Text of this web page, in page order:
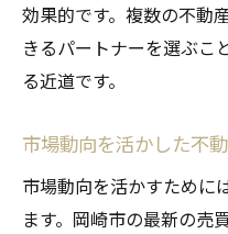
効果的です。複数の不動
きるパートナーを選ぶこ
る近道です。
市場動向を活かした不
市場動向を活かすために
ます。岡崎市の最新の売